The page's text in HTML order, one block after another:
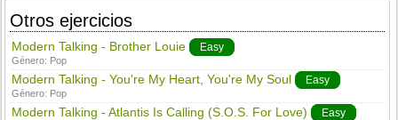
Otros ejercicios
Modern Talking - Brother Louie Easy
Género: Pop
Modern Talking - You're My Heart, You're My Soul Easy
Género: Pop
Modern Talking - Atlantis Is Calling (S.O.S. For Love) Easy